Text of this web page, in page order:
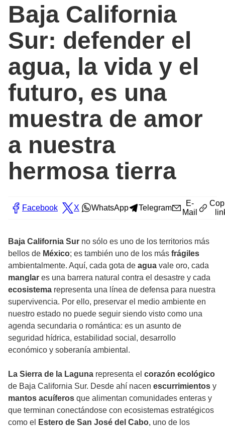
Baja California
Sur: defender el
agua, la vida y el
futuro, es una
muestra de amor
a nuestra
hermosa tierra
Facebook X WhatsApp Telegram
E-
Mail
Baja California Sur no sólo es uno de los territorios más
bellos de México; es también uno de los más frágiles
ambientalmente. Aquí, cada gota de agua vale oro, cada
manglar es una barrera natural contra el desastre y cada
ecosistema representa una línea de defensa para nuestra
supervivencia. Por ello, preservar el medio ambiente en
nuestro estado no puede seguir siendo visto como una
agenda secundaria o romántica: es un asunto de
seguridad hídrica, estabilidad social, desarrollo
económico y soberanía ambiental.
La Sierra de la Laguna representa el corazón ecológico
de Baja California Sur. Desde ahí nacen escurrimientos y
mantos acuíferos que alimentan comunidades enteras y
que terminan conectándose con ecosistemas estratégicos
como el
Estero de San José del Cabo, uno de los